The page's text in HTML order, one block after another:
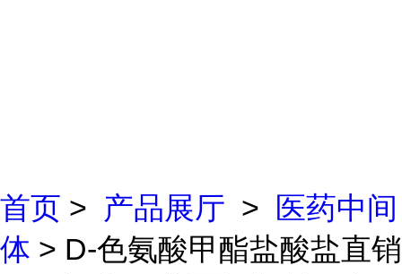
首页 > 产品展厅 >
医药中间
体 > D-色氨酸甲酯盐酸盐直销